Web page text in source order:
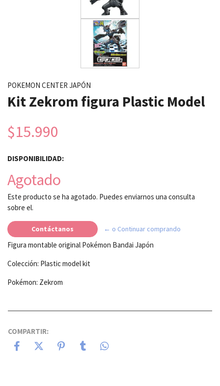
POKEMON CENTER JAPÓN
Kit Zekrom figura Plastic Model
$15.990
DISPONIBILIDAD:
Agotado
Este producto se ha agotado. Puedes enviarnos una consulta
sobre el.
Contáctanos ← o Continuar comprando
Figura montable original Pokémon Bandai Japón
Colección: Plastic model kit
Pokémon: Zekrom
COMPARTIR: